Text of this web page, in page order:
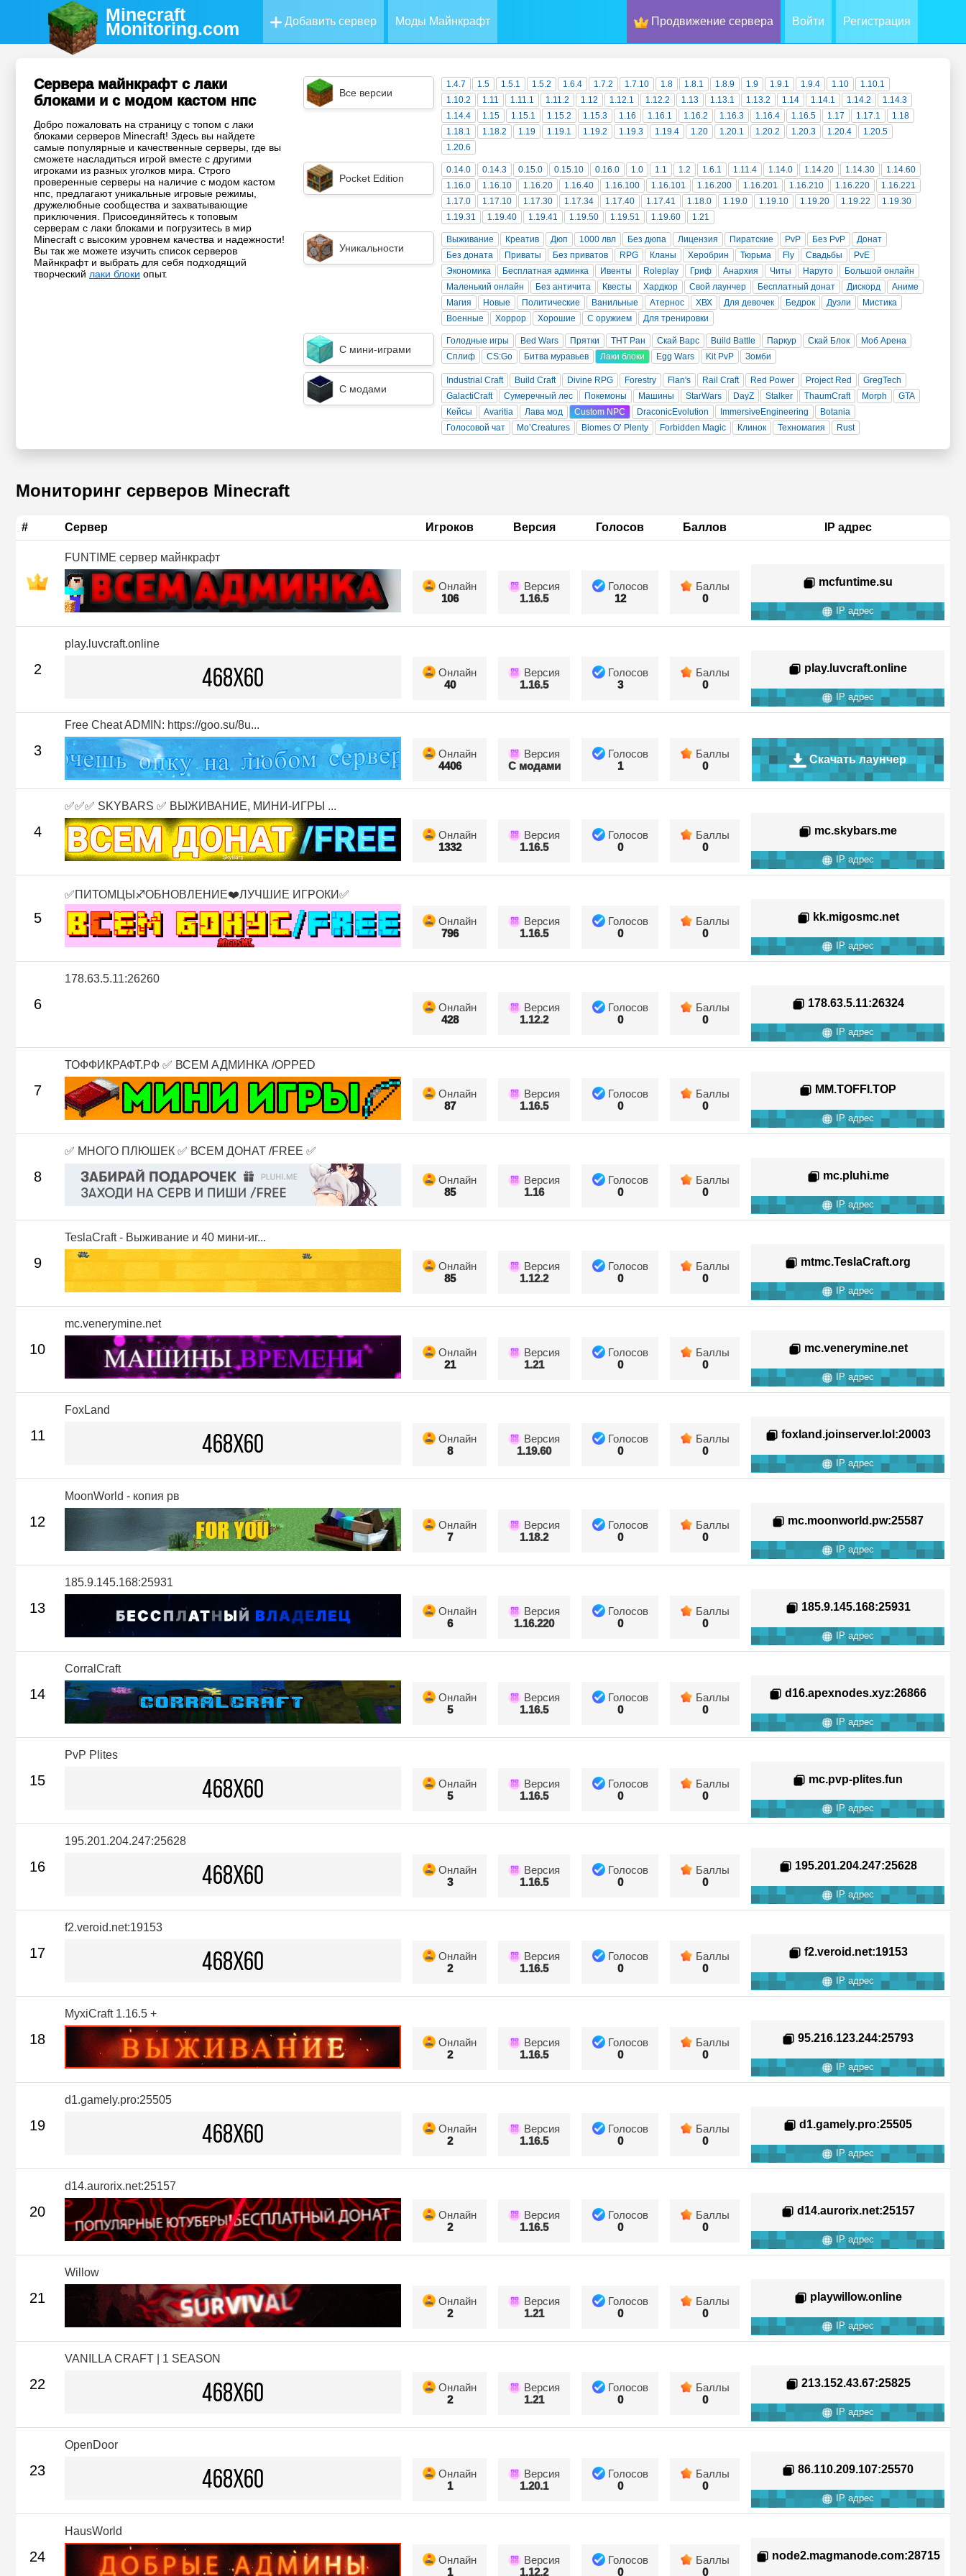
Minecraft
Monitoring.com Добавить сервер Моды Майнкрафт Продвижение сервера Войти Регистрация
Сервера майнкрафт с лаки
блоками и с модом кастом нпс
Добро пожаловать на страницу с топом с лаки
блоками серверов Minecraft! Здесь вы найдете
самые популярные и качественные серверы, где вы
сможете насладиться игрой вместе с другими
игроками из разных уголков мира. Строго
проверенные серверы на наличие с модом кастом
нпс, предлагают уникальные игровые режимы,
дружелюбные сообщества и захватывающие
приключения. Присоединяйтесь к топовым
серверам с лаки блоками и погрузитесь в мир
Minecraft с высоким уровнем качества и надежности!
Вы так же можете изучить список серверов
Майнкрафт и выбрать для себя подходящий
творческий лаки блоки опыт.
Все версии
1.4.7 1.5 1.5.1 1.5.2 1.6.4 1.7.2 1.7.10 1.8 1.8.1 1.8.9 1.9 1.9.1 1.9.4 1.10
1.10.1
1.10.2
1.11 1.11.1 1.11.2 1.12 1.12.1 1.12.2 1.13 1.13.1 1.13.2 1.14 1.14.1 1.14.2
1.14.3
1.14.4
1.15 1.15.1 1.15.2 1.15.3 1.16 1.16.1 1.16.2 1.16.3 1.16.4 1.16.5 1.17 1.17.1
1.18
1.18.1
1.18.2 1.19 1.19.1 1.19.2 1.19.3 1.19.4 1.20 1.20.1 1.20.2 1.20.3 1.20.4
1.20.5
1.20.6
Pocket Edition
0.14.0 0.14.3 0.15.0 0.15.10 0.16.0 1.0 1.1 1.2 1.6.1 1.11.4 1.14.0 1.14.20 1.14.30
1.14.60
1.16.0
1.16.10 1.16.20 1.16.40 1.16.100 1.16.101 1.16.200 1.16.201 1.16.210 1.16.220
1.16.221
1.17.0
1.17.10 1.17.30 1.17.34 1.17.40 1.17.41 1.18.0 1.19.0 1.19.10 1.19.20 1.19.22
1.19.30
1.19.31
1.19.40 1.19.41 1.19.50 1.19.51 1.19.60 1.21
Уникальности
Выживание Креатив Дюп 1000 лвл Без дюпа Лицензия Пиратские PvP Без PvP
Донат
Без доната
Приваты Без приватов RPG Кланы Херобрин Тюрьма Fly Свадьбы
PvE
Экономика
Бесплатная админка Ивенты Roleplay Гриф Анархия Читы Наруто
Большой онлайн
Маленький онлайн
Без античита Квесты Хардкор Свой лаунчер Бесплатный донат Дискорд
Аниме
Магия
Новые Политические Ванильные Атернос ХВХ Для девочек Бедрок Дуэли
Мистика
Военные
Хоррор Хорошие С оружием Для тренировки
С мини-играми
Голодные игры Bed Wars Прятки ТНТ Ран Скай Варс Build Battle Паркур Скай Блок
Моб Арена
Сплиф
CS:Go Битва муравьев Лаки блоки Egg Wars Kit PvP Зомби
С модами
Industrial Craft Build Craft Divine RPG Forestry Flan's Rail Craft Red Power Project Red
GregTech
GalactiCraft
Сумеречный лес Покемоны Машины StarWars DayZ Stalker ThaumCraft Morph
GTA
Кейсы
Avaritia Лава мод Custom NPC DraconicEvolution ImmersiveEngineering
Botania
Голосовой чат
Mo’Creatures Biomes O’ Plenty Forbidden Magic Клинок Техномагия Rust
Мониторинг серверов Minecraft
# Сервер Игроков Версия Голосов Баллов IP адрес
FUNTIME сервер майнкрафт
Онлайн
106
Версия
1.16.5
Голосов
12
Баллы
0
mcfuntime.su
IP адрес
2
play.luvcraft.online
Онлайн
40
Версия
1.16.5
Голосов
3
Баллы
0
play.luvcraft.online
IP адрес
3
Free Cheat ADMIN: https://goo.su/8u...
Онлайн
4406
Версия
С модами
Голосов
1
Баллы
0
Скачать лаунчер
4
✅✅✅ SKYBARS ✅ ВЫЖИВАНИЕ, МИНИ-ИГРЫ ...
Онлайн
1332
Версия
1.16.5
Голосов
0
Баллы
0
mc.skybars.me
IP адрес
5
✅ПИТОМЦЫ♐ОБНОВЛЕНИЕ❤️ЛУЧШИЕ ИГРОКИ✅
Онлайн
796
Версия
1.16.5
Голосов
0
Баллы
0
kk.migosmc.net
IP адрес
6
178.63.5.11:26260
Онлайн
428
Версия
1.12.2
Голосов
0
Баллы
0
178.63.5.11:26324
IP адрес
7
ТОФФИКРАФТ.РФ ✅ ВСЕМ АДМИНКА /OPPED
Онлайн
87
Версия
1.16.5
Голосов
0
Баллы
0
MM.TOFFI.TOP
IP адрес
8
✅ МНОГО ПЛЮШЕК ✅ ВСЕМ ДОНАТ /FREE ✅
Онлайн
85
Версия
1.16
Голосов
0
Баллы
0
mc.pluhi.me
IP адрес
9
TeslaCraft - Выживание и 40 мини-иг...
Онлайн
85
Версия
1.12.2
Голосов
0
Баллы
0
mtmc.TeslaCraft.org
IP адрес
10
mc.venerymine.net
Онлайн
21
Версия
1.21
Голосов
0
Баллы
0
mc.venerymine.net
IP адрес
11
FoxLand
Онлайн
8
Версия
1.19.60
Голосов
0
Баллы
0
foxland.joinserver.lol :20003
IP адрес
12
MoonWorld - копия рв
Онлайн
7
Версия
1.18.2
Голосов
0
Баллы
0
mc.moonworld.pw:25587
IP адрес
13
185.9.145.168:25931
Онлайн
6
Версия
1.16.220
Голосов
0
Баллы
0
185.9.145.168:25931
IP адрес
14
CorralCraft
Онлайн
5
Версия
1.16.5
Голосов
0
Баллы
0
d16.apexnodes.xyz:26866
IP адрес
15
PvP Plites
Онлайн
5
Версия
1.16.5
Голосов
0
Баллы
0
mc.pvp-plites.fun
IP адрес
16
195.201.204.247:25628
Онлайн
3
Версия
1.16.5
Голосов
0
Баллы
0
195.201.204.247:25628
IP адрес
17
f2.veroid.net:19153
Онлайн
2
Версия
1.16.5
Голосов
0
Баллы
0
f2.veroid.net:19153
IP адрес
18
MyxiCraft 1.16.5 +
Онлайн
2
Версия
1.16.5
Голосов
0
Баллы
0
95.216.123.244:25793
IP адрес
19
d1.gamely.pro:25505
Онлайн
2
Версия
1.16.5
Голосов
0
Баллы
0
d1.gamely.pro:25505
IP адрес
20
d14.aurorix.net:25157
Онлайн
2
Версия
1.16.5
Голосов
0
Баллы
0
d14.aurorix.net:25157
IP адрес
21
Willow
Онлайн
2
Версия
1.21
Голосов
0
Баллы
0
playwillow.online
IP адрес
22
VANILLA CRAFT | 1 SEASON
Онлайн
2
Версия
1.21
Голосов
0
Баллы
0
213.152.43.67:25825
IP адрес
23
OpenDoor
Онлайн
1
Версия
1.20.1
Голосов
0
Баллы
0
86.110.209.107:25570
IP адрес
24
HausWorld
Онлайн
1
Версия
1.12.2
Голосов
0
Баллы
0
node2.magmanode.com:28715